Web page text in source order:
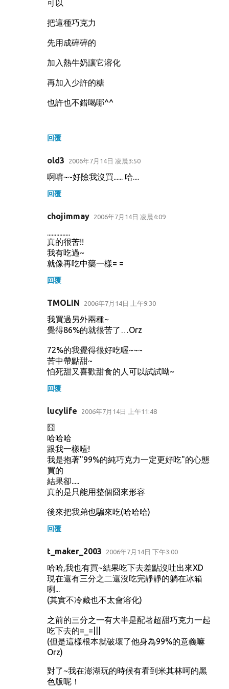
可以
把這種巧克力
先用成碎碎的
加入熱牛奶讓它溶化
再加入少許的糖
也許也不錯喝哪^^
回覆
old3 2006年7月14日 凌晨3:50
啊唷~~好險我沒買...... 哈....
回覆
chojimmay 2006年7月14日 凌晨4:09
...............
真的很苦!!
我有吃過~
就像再吃中藥一樣= =
回覆
TMOLIN 2006年7月14日 上午9:30
我買過另外兩種~
覺得86%的就很苦了…Orz
72%的我覺得很好吃喔~~~
苦中帶點甜~
怕死甜又喜歡甜食的人可以試試呦~
回覆
lucylife 2006年7月14日 上午11:48
囧
哈哈哈
跟我一樣噎!
我是抱著"99%的純巧克力一定更好吃"的心態
買的
結果卻.....
真的是只能用整個囧來形容
後來把我弟也騙來吃(哈哈哈)
回覆
t_maker_2003 2006年7月14日 下午3:00
哈哈,我也有買~結果吃下去差點沒吐出來XD
現在還有三分之二還沒吃完靜靜的躺在冰箱
咧...
(其實不冷藏也不太會溶化)
之前的三分之一有大半是配著超甜巧克力一起
吃下去的=_=|||
(但是這樣根本就破壞了他身為99%的意義嘛
Orz)
對了~我在澎湖玩的時候有看到米其林呵的黑
色版呢！